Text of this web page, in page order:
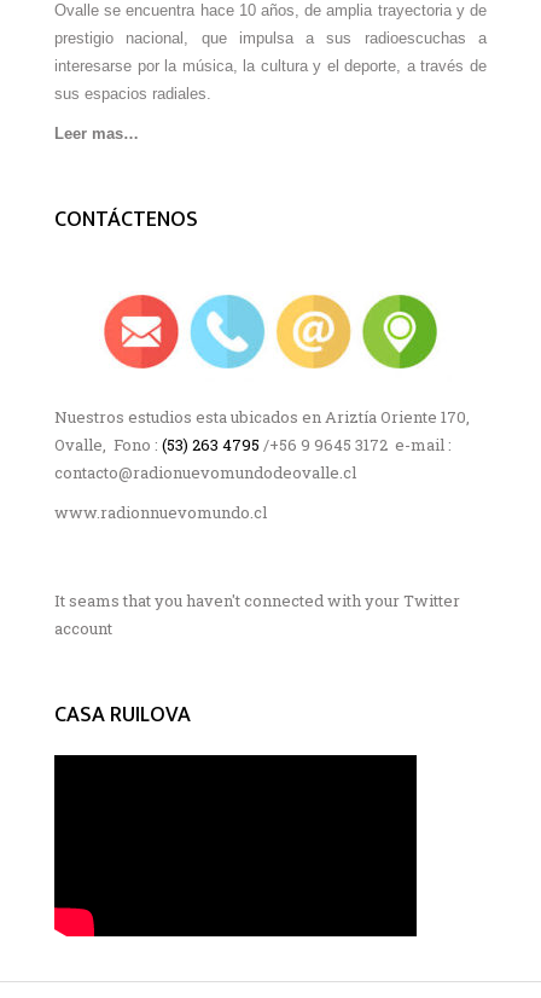
Ovalle se encuentra hace 10 años, de amplia trayectoria y de
prestigio nacional, que impulsa a sus radioescuchas a
interesarse por la música, la cultura y el deporte, a través de
sus espacios radiales.
Leer mas…
CONTÁCTENOS
Nuestros estudios esta ubicados en Ariztía Oriente 170,
Ovalle, Fono : (53) 263 4795 /+56 9 9645 3172 e-mail :
contacto@radionuevomundodeovalle.cl
www.radionnuevomundo.cl
It seams that you haven't connected with your Twitter
account
CASA RUILOVA